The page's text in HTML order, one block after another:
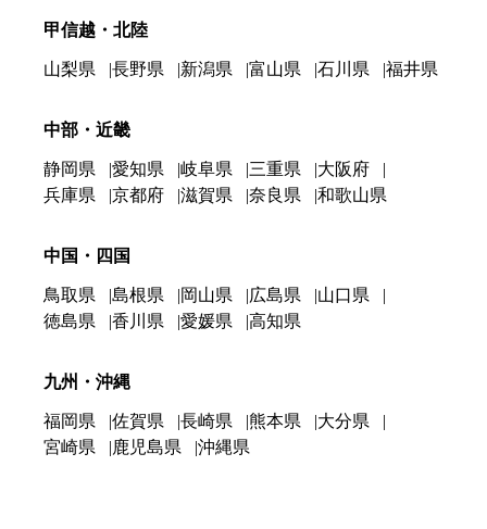
甲信越・北陸
山梨県 長野県 新潟県 富山県 石川県 福井県
中部・近畿
静岡県 愛知県 岐阜県 三重県
大阪府
兵庫県
京都府 滋賀県 奈良県 和歌山県
中国・四国
鳥取県 島根県 岡山県 広島県
山口県
徳島県
香川県 愛媛県 高知県
九州・沖縄
福岡県 佐賀県 長崎県 熊本県
大分県
宮崎県
鹿児島県 沖縄県